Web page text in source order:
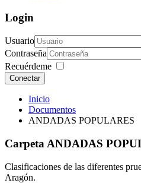
Login
Usuario
Contraseña
Recuérdeme
Conectar
Inicio
Documentos
ANDADAS POPULARES
Carpeta ANDADAS
Clasificaciones de las diferentes
Aragón.